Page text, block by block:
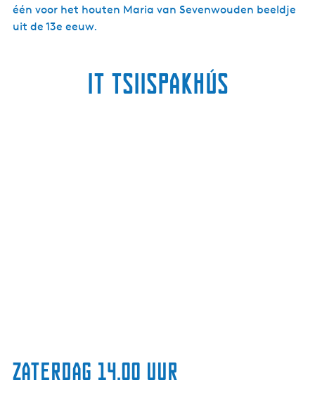
één voor het houten Maria van Sevenwouden beeldje
uit de 13e eeuw.
It Tsiispakhús
Zaterdag 14.00 uur